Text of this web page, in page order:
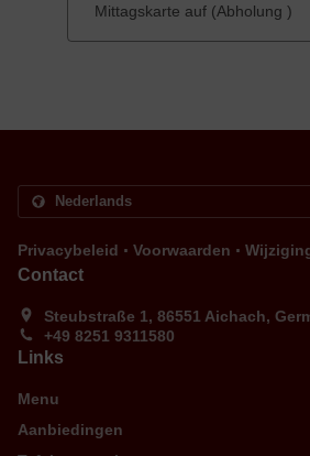
Mittagskarte auf (Abholung )
Privacybeleid . Voorwaarden .
Contact
Steubstraße 1, 86551 Aichach,
+49 8251 9311580
Links
Menu
Aanbiedingen